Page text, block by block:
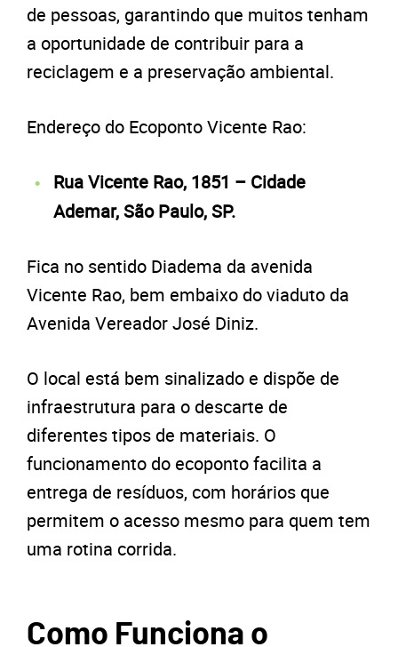
de pessoas, garantindo que muitos tenham
a oportunidade de contribuir para a
reciclagem e a preservação ambiental.
Endereço do Ecoponto Vicente Rao:
Rua Vicente Rao, 1851 – Cidade
Ademar, São Paulo, SP.
Fica no sentido Diadema da avenida
Vicente Rao, bem embaixo do viaduto da
Avenida Vereador José Diniz.
O local está bem sinalizado e dispõe de
infraestrutura para o descarte de
diferentes tipos de materiais. O
funcionamento do ecoponto facilita a
entrega de resíduos, com horários que
permitem o acesso mesmo para quem tem
uma rotina corrida.
Como Funciona o